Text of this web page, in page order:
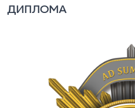
ДИПЛОМА